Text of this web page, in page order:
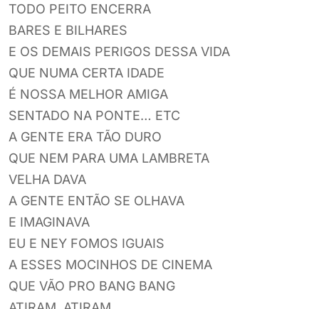
TODO PEITO ENCERRA
BARES E BILHARES
E OS DEMAIS PERIGOS DESSA VIDA
QUE NUMA CERTA IDADE
É NOSSA MELHOR AMIGA
SENTADO NA PONTE… ETC
A GENTE ERA TÃO DURO
QUE NEM PARA UMA LAMBRETA
VELHA DAVA
A GENTE ENTÃO SE OLHAVA
E IMAGINAVA
EU E NEY FOMOS IGUAIS
A ESSES MOCINHOS DE CINEMA
QUE VÃO PRO BANG BANG